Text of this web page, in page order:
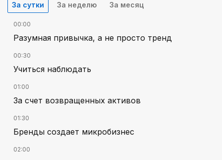
За сутки За неделю За месяц
00:00
Разумная привычка, а не просто тренд
00:30
Учиться наблюдать
01:00
За счет возвращенных активов
01:30
Бренды создает микробизнес
02:00